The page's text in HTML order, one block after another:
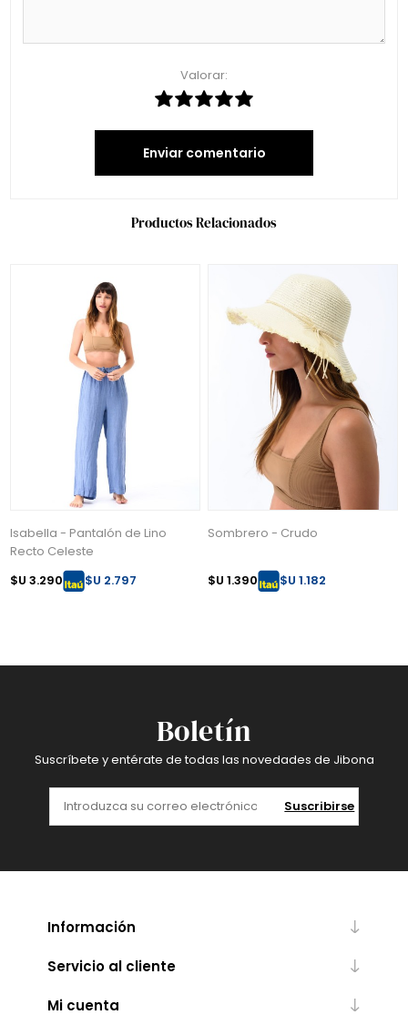
Valorar:
Enviar comentario
Productos Relacionados
Isabella - Pantalón de Lino
Recto Celeste
$U 3.290
$U 2.797
Sombrero - Crudo
$U 1.390 $U 1.182
Boletín
Suscríbete y entérate de todas las novedades de Jibona
Suscribirse
Información
Servicio al cliente
Mi cuenta